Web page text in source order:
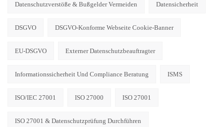
Datenschutzverstöße & Bußgelder Vermeiden Datensicherheit
DSGVO DSGVO-Konforme Webseite Cookie-Banner
EU-DSGVO Externer Datenschutzbeauftragter
Informationssicherheit Und Compliance Beratung ISMS
ISO/IEC 27001 ISO 27000 ISO 27001
ISO 27001 & Datenschutzprüfung Durchführen